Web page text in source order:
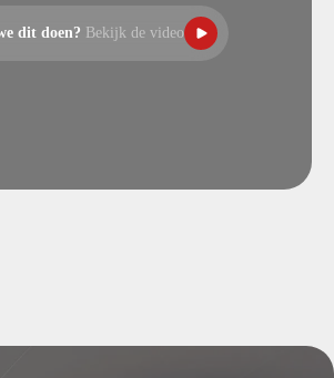
dit doen? Bekijk de video